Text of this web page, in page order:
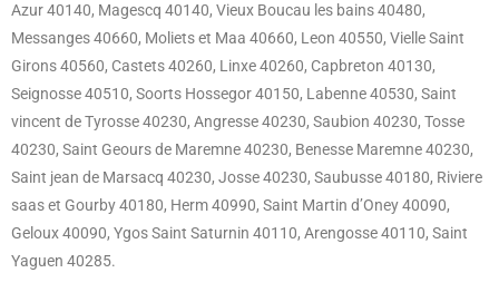
Azur 40140, Magescq 40140, Vieux Boucau les bains 40480,
Messanges 40660, Moliets et Maa 40660, Leon 40550, Vielle Saint
Girons 40560, Castets 40260, Linxe 40260, Capbreton 40130,
Seignosse 40510, Soorts Hossegor 40150, Labenne 40530, Saint
vincent de Tyrosse 40230, Angresse 40230, Saubion 40230, Tosse
40230, Saint Geours de Maremne 40230, Benesse Maremne 40230,
Saint jean de Marsacq 40230, Josse 40230, Saubusse 40180, Riviere
saas et Gourby 40180, Herm 40990, Saint Martin d’Oney 40090,
Geloux 40090, Ygos Saint Saturnin 40110, Arengosse 40110, Saint
Yaguen 40285.